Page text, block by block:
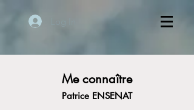
Me connaître
Patrice ENSENAT